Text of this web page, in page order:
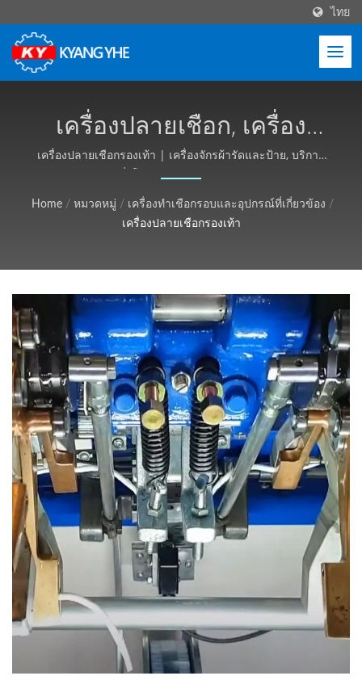
ไทย
เครื่องปลายเชือก, เครื่อง
ปลายเชือกเชือก, เครื่อง
ปลายเชือกถุง | อุปกรณ์สิ่ง
ทออุตสาหกรรม ปรับแต่งได้
Kyang Yhe (KY)
เครื่องปลายเชือกรองเท้า | เครื่องจักรผ้ารัดและป้าย, บริการ
ทั่วโลก - Kyang Yhe (KY)
Home / หมวดหมู่ / เครื่องทำเชือกรอบและอุปกรณ์ที่เกี่ยวข้อง /
เครื่องปลายเชือกรองเท้า